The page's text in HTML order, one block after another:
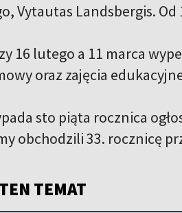
Vytautas Landsbergis.
16 lutego a 11 marca
oraz zajęcia
sto piąta rocznica
obchodzili 33. rocznicę
TEMAT